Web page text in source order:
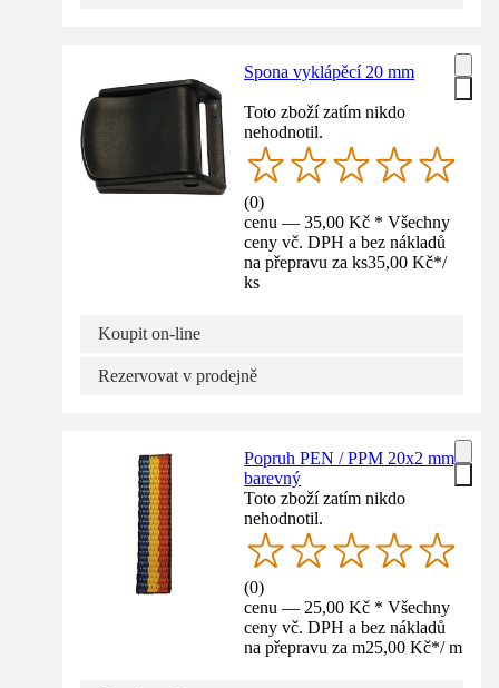
Spona vyklápěcí 20 mm
Toto zboží zatím nikdo
nehodnotil.
(0)
cenu — 35,00 Kč * Všechny
ceny vč. DPH a bez nákladů
na přepravu za ks35,00 Kč*/
ks
Koupit on-line
Rezervovat v prodejně
Popruh PEN / PPM 20x2 mm,
barevný
Toto zboží zatím nikdo
nehodnotil.
(0)
cenu — 25,00 Kč * Všechny
ceny vč. DPH a bez nákladů
na přepravu za m25,00 Kč*/ m